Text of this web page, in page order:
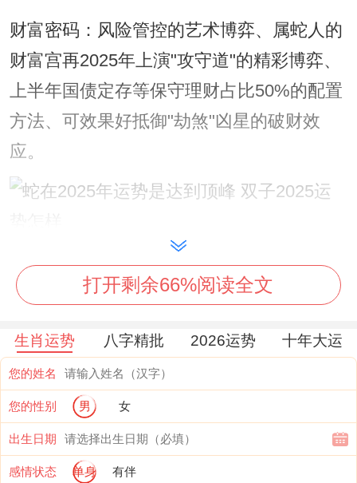
财富密码：风险管控的艺术博弈、属蛇人的
财富宫再2025年上演"攻守道"的精彩博弈、
上半年国债定存等保守理财占比50%的配置
方法、可效果好抵御"劫煞"凶星的破财效
应。
6月后的技术股投资窗口期,配合"紫气东
来"檀木摆件的能量加持~预期收益率可达常
这事儿说来话长、但需警惕1-4月房的产市
场的流动性陷阱,提同的"不可抗力条款"需写
入每一个投资协议！
双子座的财富版图给人感觉"蝴蝶效应"特征
打开剩余66%阅读全文
生肖运势 八字精批 2026运势 十年大运
您的姓名
您的性别 男 女
出生日期
感情状态 单身 有伴